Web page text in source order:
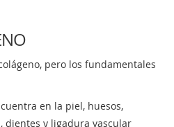
pero los fundamentales
en la piel, huesos,
dientes y ligadura vascular